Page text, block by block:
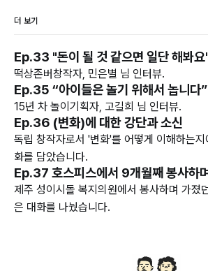
더 보기
Ep.33 "돈이 될 것 같으면 일단 해봐요
떡상존버창작자, 민은별 님 인터뷰.
Ep.35 “아이들은 놀기 위해서 놉니다”
15년 차 놀이기획자, 고길희 님 인터뷰.
Ep.36 (변화)에 대한 강단과 소신
독립 창작자로서 '변화'를 어떻게 이해하는지
화를 담았습니다.
Ep.37 호스피스에서 9개월째 봉사하
제주 성이시돌 복지의원에서 봉사하며 가졌
은 대화를 나눴습니다.